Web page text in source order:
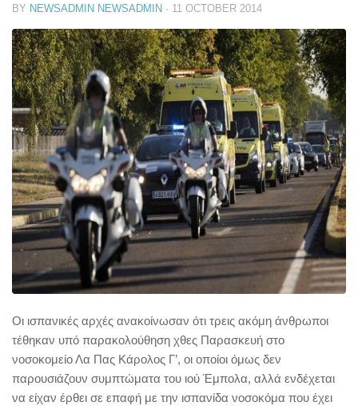
BY NEWSADMIN NEWSADMIN · 11 OCTOBER 2014
Οι ισπανικές αρχές ανακοίνωσαν ότι τρεις ακόμη άνθρωποι
τέθηκαν υπό παρακολούθηση χθες Παρασκευή στο
νοσοκομείο Λα Πας Κάρολος Γ’, οι οποίοι όμως δεν
παρουσιάζουν συμπτώματα του ιού Έμπολα, αλλά ενδέχεται
να είχαν έρθει σε επαφή με την ισπανίδα νοσοκόμα που έχει